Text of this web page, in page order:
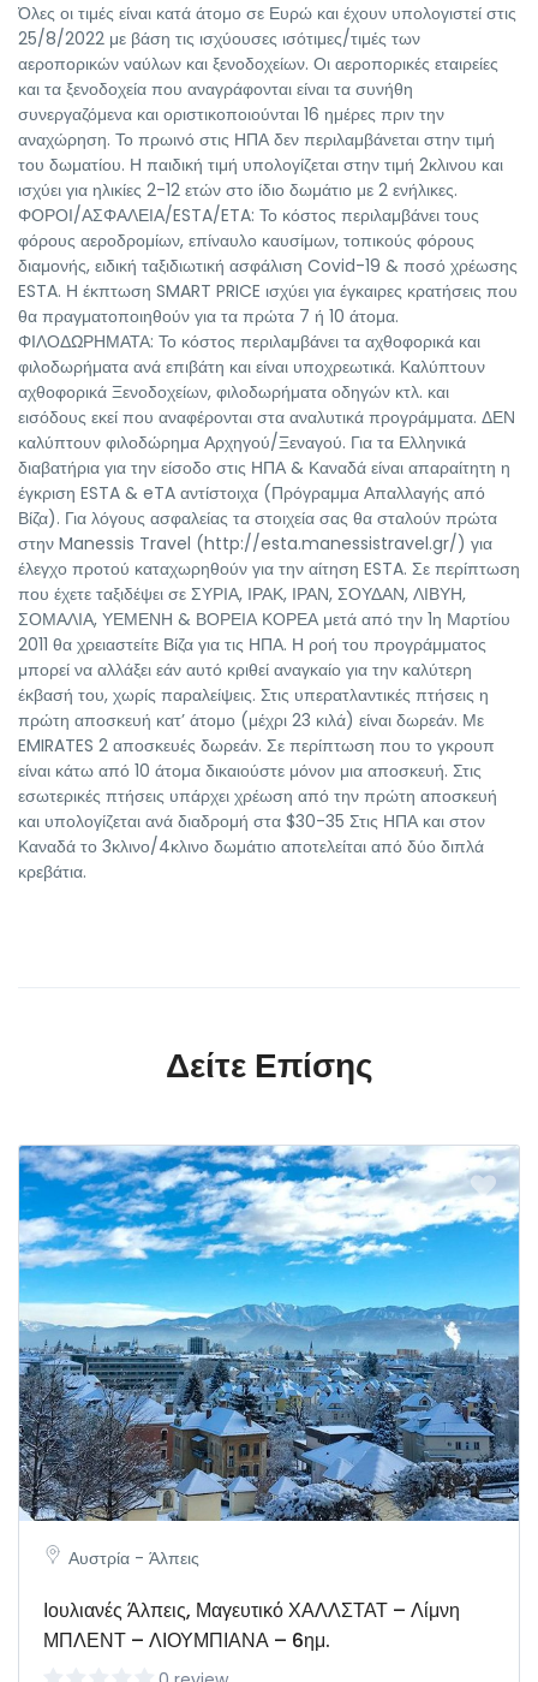
Όλες οι τιμές είναι κατά άτομο σε Ευρώ και έχουν υπολογιστεί στις
25/8/2022 με βάση τις ισχύουσες ισότιμες/τιμές των
αεροπορικών ναύλων και ξενοδοχείων. Οι αεροπορικές εταιρείες
και τα ξενοδοχεία που αναγράφονται είναι τα συνήθη
συνεργαζόμενα και οριστικοποιούνται 16 ημέρες πριν την
αναχώρηση. Το πρωινό στις ΗΠΑ δεν περιλαμβάνεται στην τιμή
του δωματίου. Η παιδική τιμή υπολογίζεται στην τιμή 2κλινου και
ισχύει για ηλικίες 2-12 ετών στο ίδιο δωμάτιο με 2 ενήλικες.
ΦΟΡΟΙ/ΑΣΦΑΛΕΙΑ/ESTA/ETA: Το κόστος περιλαμβάνει τους
φόρους αεροδρομίων, επίναυλο καυσίμων, τοπικούς φόρους
διαμονής, ειδική ταξιδιωτική ασφάλιση Covid-19 & ποσό χρέωσης
ESTA. Η έκπτωση SMART PRICE ισχύει για έγκαιρες κρατήσεις που
θα πραγματοποιηθούν για τα πρώτα 7 ή 10 άτομα.
ΦΙΛΟΔΩΡΗΜΑΤΑ: Το κόστος περιλαμβάνει τα αχθοφορικά και
φιλοδωρήματα ανά επιβάτη και είναι υποχρεωτικά. Καλύπτουν
αχθοφορικά Ξενοδοχείων, φιλοδωρήματα οδηγών κτλ. και
εισόδους εκεί που αναφέρονται στα αναλυτικά προγράμματα. ΔΕΝ
καλύπτουν φιλοδώρημα Αρχηγού/Ξεναγού. Για τα Ελληνικά
διαβατήρια για την είσοδο στις ΗΠΑ & Καναδά είναι απαραίτητη η
έγκριση ESTA & eTA αντίστοιχα (Πρόγραμμα Απαλλαγής από
Βίζα). Για λόγους ασφαλείας τα στοιχεία σας θα σταλούν πρώτα
στην Manessis Travel (http://esta.manessistravel.gr/) για
έλεγχο προτού καταχωρηθούν για την αίτηση ESTA. Σε περίπτωση
που έχετε ταξιδέψει σε ΣΥΡΙΑ, ΙΡΑΚ, ΙΡΑΝ, ΣΟΥΔΑΝ, ΛΙΒΥΗ,
ΣΟΜΑΛΙΑ, ΥΕΜΕΝΗ & ΒΟΡΕΙΑ ΚΟΡΕΑ μετά από την 1η Μαρτίου
2011 θα χρειαστείτε Βίζα για τις ΗΠΑ. Η ροή του προγράμματος
μπορεί να αλλάξει εάν αυτό κριθεί αναγκαίο για την καλύτερη
έκβασή του, χωρίς παραλείψεις. Στις υπερατλαντικές πτήσεις η
πρώτη αποσκευή κατ’ άτομο (μέχρι 23 κιλά) είναι δωρεάν. Με
EMIRATES 2 αποσκευές δωρεάν. Σε περίπτωση που το γκρουπ
είναι κάτω από 10 άτομα δικαιούστε μόνον μια αποσκευή. Στις
εσωτερικές πτήσεις υπάρχει χρέωση από την πρώτη αποσκευή
και υπολογίζεται ανά διαδρομή στα $30-35 Στις ΗΠΑ και στον
Καναδά το 3κλινο/4κλινο δωμάτιο αποτελείται από δύο διπλά
κρεβάτια.
Δείτε Επίσης
Αυστρία - Άλπεις
Ιουλιανές Άλπεις, Μαγευτικό ΧΑΛΛΣΤΑΤ – Λίμνη
ΜΠΛΕΝΤ – ΛΙΟΥΜΠΙΑΝΑ – 6ημ.